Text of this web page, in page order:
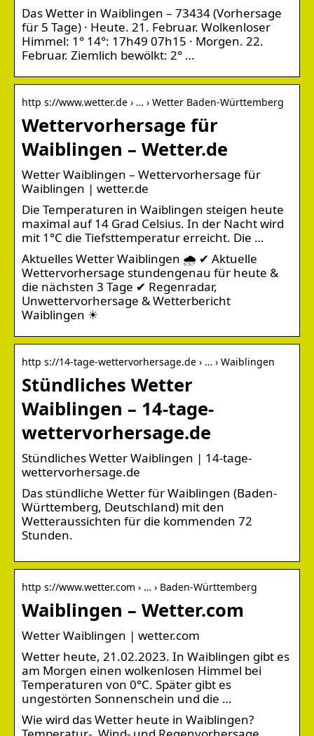
Das Wetter in Waiblingen – 73434 (Vorhersage
für 5 Tage) · Heute. 21. Februar. Wolkenloser
Himmel: 1° 14°: 17h49 07h15 · Morgen. 22.
Februar. Ziemlich bewölkt: 2° …
http s://www.wetter.de › … › Wetter Baden-Württemberg
Wettervorhersage für
Waiblingen – Wetter.de
Wetter Waiblingen – Wettervorhersage für
Waiblingen | wetter.de
Die Temperaturen in Waiblingen steigen heute
maximal auf 14 Grad Celsius. In der Nacht wird
mit 1°C die Tiefsttemperatur erreicht. Die …
Aktuelles Wetter Waiblingen 🌧️ ✔ Aktuelle
Wettervorhersage stundengenau für heute &
die nächsten 3 Tage ✔ Regenradar,
Unwettervorhersage & Wetterbericht
Waiblingen ☀
http s://14-tage-wettervorhersage.de › … › Waiblingen
Stündliches Wetter
Waiblingen – 14-tage-
wettervorhersage.de
Stündliches Wetter Waiblingen | 14-tage-
wettervorhersage.de
Das stündliche Wetter für Waiblingen (Baden-
Württemberg, Deutschland) mit den
Wetteraussichten für die kommenden 72
Stunden.
http s://www.wetter.com › … › Baden-Württemberg
Waiblingen – Wetter.com
Wetter Waiblingen | wetter.com
Wetter heute, 21.02.2023. In Waiblingen gibt es
am Morgen einen wolkenlosen Himmel bei
Temperaturen von 0°C. Später gibt es
ungestörten Sonnenschein und die …
Wie wird das Wetter heute in Waiblingen?